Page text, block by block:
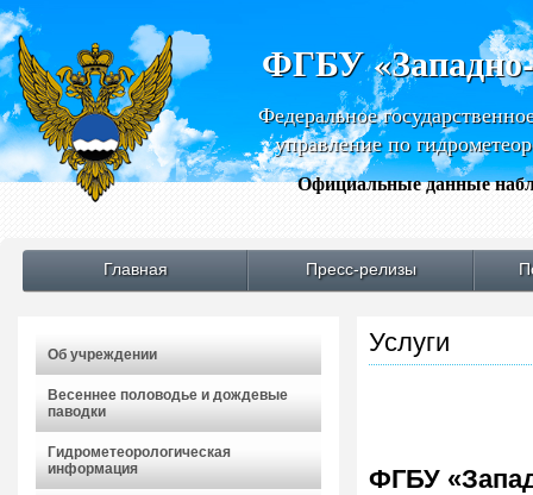
ФГБУ
Федеральное
управление по
Официальные данные
Главная Пресс-релизы
Об учреждении
Весеннее половодье и дождевые
паводки
Гидрометеорологическая
информация
Услуги
ФГБУ